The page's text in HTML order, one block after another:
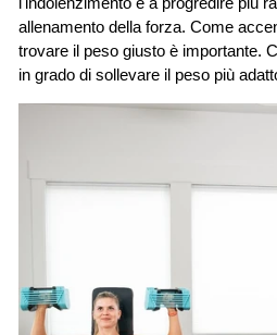
allenamento della forza. Come
trovare il peso giusto è importante.
in grado di sollevare il peso più